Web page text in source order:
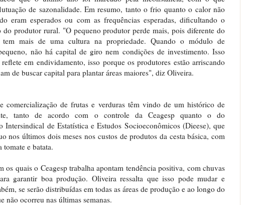
de sazonalidade. Em resumo, tanto o frio quanto o calor não
eram esperados ou com as frequências esperadas, dificultando o
do produtor rural. "O pequeno produtor perde mais, pois diferente do
tem mais de uma cultura na propriedade. Quando o módulo de
não há capital de giro nem condições de investimento. Isso
em endividamento, isso porque os produtores estão arriscando
de buscar capital para plantar áreas maiores", diz Oliveira.
comercialização de frutas e verduras têm vindo de um histórico de
tanto de acordo com o controle da Ceagesp quanto o do
Intersindical de Estatística e Estudos Socioeconômicos (Dieese), que
nos últimos dois meses nos custos de produtos da cesta básica, com
tomate e batata.
os quais o Ceagesp trabalha apontam tendência positiva, com chuvas
garantir boa produção. Oliveira ressalta que isso pode mudar e
se serão distribuídas em todas as áreas de produção e ao longo do
não ocorreu nas últimas semanas.